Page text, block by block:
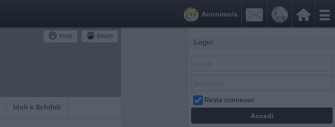


Anonimo/a
Yeah Bleah
Idoli e Schifidi
Login
Resta connesso